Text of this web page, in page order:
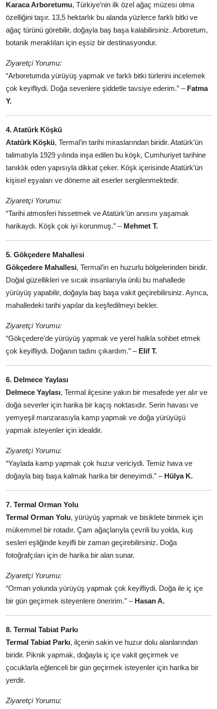
Karaca Arboretumu, Türkiye’nin ilk özel ağaç müzesi olma
özelliğini taşır. 13,5 hektarlık bu alanda yüzlerce farklı bitki ve
ağaç türünü görebilir, doğayla baş başa kalabilirsiniz. Arboretum,
botanik meraklıları için eşsiz bir destinasyondur.
Ziyaretçi Yorumu:
“Arboretumda yürüyüş yapmak ve farklı bitki türlerini incelemek
çok keyifliydi. Doğa sevenlere şiddetle tavsiye ederim.” – Fatma
Y.
4. Atatürk Köşkü
Atatürk Köşkü, Termal’in tarihi miraslarından biridir. Atatürk’ün
talimatıyla 1929 yılında inşa edilen bu köşk, Cumhuriyet tarihine
tanıklık eden yapısıyla dikkat çeker. Köşk içerisinde Atatürk’ün
kişisel eşyaları ve döneme ait eserler sergilenmektedir.
Ziyaretçi Yorumu:
“Tarihi atmosferi hissetmek ve Atatürk’ün anısını yaşamak
harikaydı. Köşk çok iyi korunmuş.” – Mehmet T.
5. Gökçedere Mahallesi
Gökçedere Mahallesi, Termal’in en huzurlu bölgelerinden biridir.
Doğal güzellikleri ve sıcak insanlarıyla ünlü bu mahallede
yürüyüş yapabilir, doğayla baş başa vakit geçirebilirsiniz. Ayrıca,
mahalledeki tarihi yapılar da keşfedilmeyi bekler.
Ziyaretçi Yorumu:
“Gökçedere’de yürüyüş yapmak ve yerel halkla sohbet etmek
çok keyifliydi. Doğanın tadını çıkardım.” – Elif T.
6. Delmece Yaylası
Delmece Yaylası, Termal ilçesine yakın bir mesafede yer alır ve
doğa severler için harika bir kaçış noktasıdır. Serin havası ve
yemyeşil manzarasıyla kamp yapmak ve doğa yürüyüşü
yapmak isteyenler için idealdir.
Ziyaretçi Yorumu:
“Yaylada kamp yapmak çok huzur vericiydi. Temiz hava ve
doğayla baş başa kalmak harika bir deneyimdi.” – Hülya K.
7. Termal Orman Yolu
Termal Orman Yolu, yürüyüş yapmak ve bisiklete binmek için
mükemmel bir rotadır. Çam ağaçlarıyla çevrili bu yolda, kuş
sesleri eşliğinde keyifli bir zaman geçirebilirsiniz. Doğa
fotoğrafçıları için de harika bir alan sunar.
Ziyaretçi Yorumu:
“Orman yolunda yürüyüş yapmak çok keyifliydi. Doğa ile iç içe
bir gün geçirmek isteyenlere öneririm.” – Hasan A.
8. Termal Tabiat Parkı
Termal Tabiat Parkı, ilçenin sakin ve huzur dolu alanlarından
biridir. Piknik yapmak, doğayla iç içe vakit geçirmek ve
çocuklarla eğlenceli bir gün geçirmek isteyenler için harika bir
yerdir.
Ziyaretçi Yorumu: